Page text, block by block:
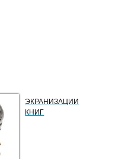
ЭКРАНИЗАЦИИ
КНИГ